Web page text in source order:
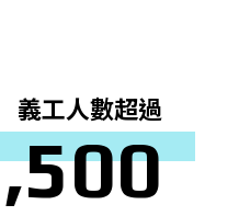
義工人數超過
,500